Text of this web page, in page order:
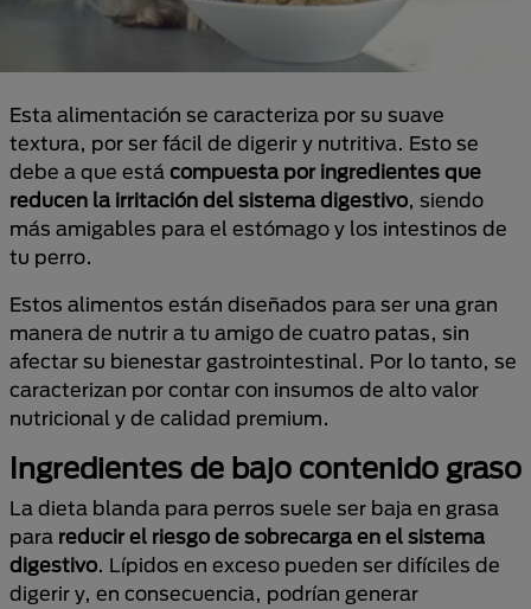
Esta alimentación se caracteriza por su suave
textura, por ser fácil de digerir y nutritiva. Esto se
debe a que está compuesta por ingredientes que
reducen la irritación del sistema digestivo, siendo
más amigables para el estómago y los intestinos de
tu perro.
Estos alimentos están diseñados para ser una gran
manera de nutrir a tu amigo de cuatro patas, sin
afectar su bienestar gastrointestinal. Por lo tanto, se
caracterizan por contar con insumos de alto valor
nutricional y de calidad premium.
Ingredientes de bajo contenido graso
La dieta blanda para perros suele ser baja en grasa
para reducir el riesgo de sobrecarga en el sistema
digestivo. Lípidos en exceso pueden ser difíciles de
digerir y, en consecuencia, podrían generar